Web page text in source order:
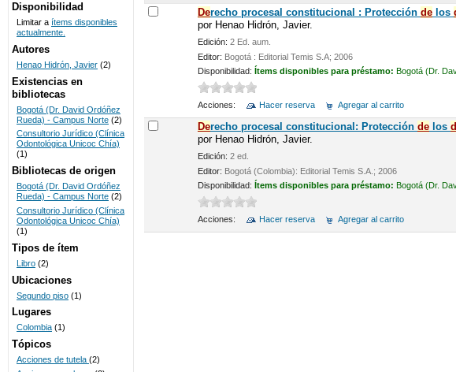
BIBLIOTECAS
UNICOC
Derecho procesal constitucional : Protección delos
por Henao Hidrón, Javier.
Edición: 2 Ed. aum.
Editor: Bogotá : Editorial Temis S.A; 2006
Disponibilidad: Ítems disponibles para préstamo: Bogotá (Dr.
Acciones: Hacer reserva Agregar al carrito
Derecho procesal constitucional: Protección delos
por Henao Hidrón, Javier.
Edición: 2 ed.
Editor: Bogotá (Colombia): Editorial Temis S.A.; 2006
Disponibilidad: Ítems disponibles para préstamo: Bogotá (Dr.
Acciones: Hacer reserva Agregar al carrito
Disponibilidad
Limitar a ítems disponibles
actualmente.
Autores
Henao Hidrón, Javier (2)
Existencias en
bibliotecas
Bogotá (Dr. David Ordóñez
Rueda) - Campus Norte (2)
Consultorio Jurídico (Clínica
Odontológica Unicoc Chía)
(1)
Bibliotecas de origen
Bogotá (Dr. David Ordóñez
Rueda) - Campus Norte (2)
Consultorio Jurídico (Clínica
Odontológica Unicoc Chía)
(1)
Tipos de ítem
Libro (2)
Ubicaciones
Segundo piso (1)
Lugares
Colombia (1)
Tópicos
Acciones de tutela (2)